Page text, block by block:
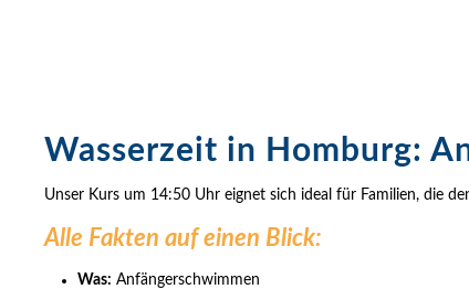
Wasserzeit in Homburg:
Unser Kurs um 14:50 Uhr eignet sich ideal für Familien, die
Alle Fakten auf einen Blick:
Was: Anfängerschwimmen